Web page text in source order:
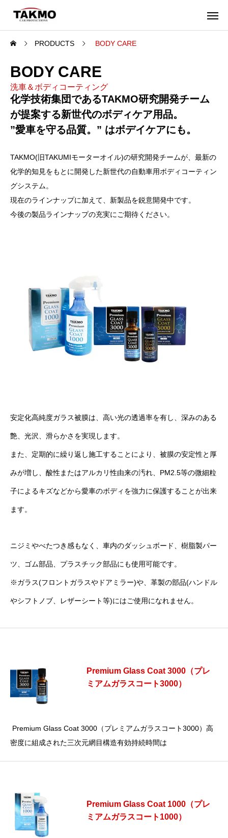
PRODUCTS BODY CARE
BODY CARE
洗車＆ボディコーティング
化学技術集団であるTAKMO研究開発チーム
が提案する新世代のボディケア用品。
”愛車を守る品質。” はボデイケアにも。
TAKMO(旧TAKUMIモーターオイル)の研究開発チームが、最新の
化学的知見をもとに開発した新世代の自動車用ボディコーティン
グシステム。
現在のラインナップに加えて、新製品を鋭意開発中です。
今後の製品ラインナップの充実にご期待ください。
安定化高純度ガラス被膜は、高い光の透過率を有し、深みのある
艶、光沢、滑らかさを実現します。
また、定期的に繰り返し施工することにより、被膜の安定性と厚
みが増し、酸性またはアルカリ性由来の汚れ、PM2.5等の微細粒
子によるキズなどから愛車のボディを強力に保護することが出来
ます。
ニジミやべたつき感もなく、車内のダッシュボード、樹脂製パー
ツ、ゴム部品、プラスチック部品にも使用可能です。
※ガラス(フロントガラスやドアミラー)や、革製の部品(ハンドル
やシフトノブ、レザーシート等)にはご使用になれません。
Premium Glass Coat 3000（プレ
ミアムガラスコート3000）
Premium Glass Coat 3000（プレミアムガラスコート3000）高
密度に組成された三次元網目構造有効持続時間は
Premium Glass Coat 1000（プレ
ミアムガラスコート1000）